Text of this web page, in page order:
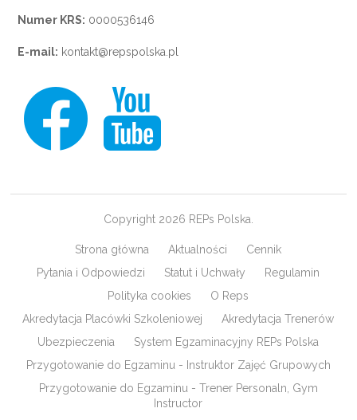
Numer KRS: 0000536146
E-mail: kontakt@repspolska.pl
Copyright 2026 REPs Polska.
Strona główna Aktualności
Cennik
Pytania i Odpowiedzi
Statut i Uchwały
Regulamin
Polityka cookies
O Reps
Akredytacja Placówki Szkoleniowej
Akredytacja Trenerów
Ubezpieczenia
System Egzaminacyjny REPs Polska
Przygotowanie do Egzaminu - Instruktor Zajęć Grupowych
Przygotowanie do Egzaminu - Trener Personaln, Gym
Instructor